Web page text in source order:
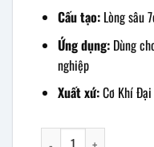
Cấu tạo:Lòng sâu
Ứng dụng:Dùng
nghiệp
Xuất xứ:Cơ Khí
Khay inox chữ nhật